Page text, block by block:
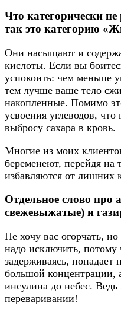
Что категорически
так это категорию
Они насыщают и
кислоты. Если вы
успокоить: чем меньше
тем лучше ваше тело
накопленные. Помимо
усвоения углеводов,
выбросу сахара в кровь.
Многие из моих
беременеют, перейдя на
избавляются от лишних
Отдельное слово про
свежевыжатые) и
Не хочу вас огорчать,
надо исключить, потому
задерживаясь, попадает
большой концентрации,
инсулина до небес.
переваривании!